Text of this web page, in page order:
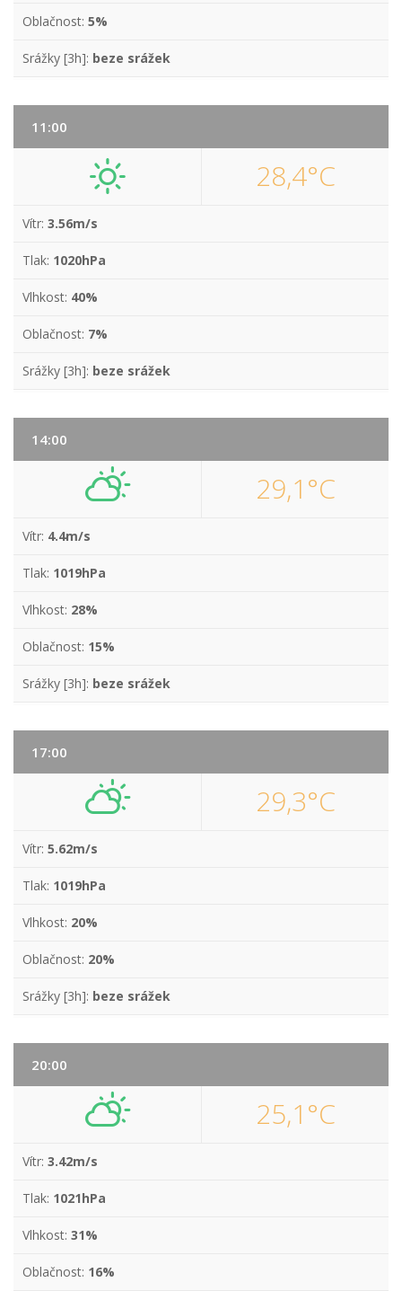
Oblačnost: 5%
Srážky [3h]: beze srážek
11:00
28,4°C
Vítr: 3.56m/s
Tlak: 1020hPa
Vlhkost: 40%
Oblačnost: 7%
Srážky [3h]: beze srážek
14:00
29,1°C
Vítr: 4.4m/s
Tlak: 1019hPa
Vlhkost: 28%
Oblačnost: 15%
Srážky [3h]: beze srážek
17:00
29,3°C
Vítr: 5.62m/s
Tlak: 1019hPa
Vlhkost: 20%
Oblačnost: 20%
Srážky [3h]: beze srážek
20:00
25,1°C
Vítr: 3.42m/s
Tlak: 1021hPa
Vlhkost: 31%
Oblačnost: 16%